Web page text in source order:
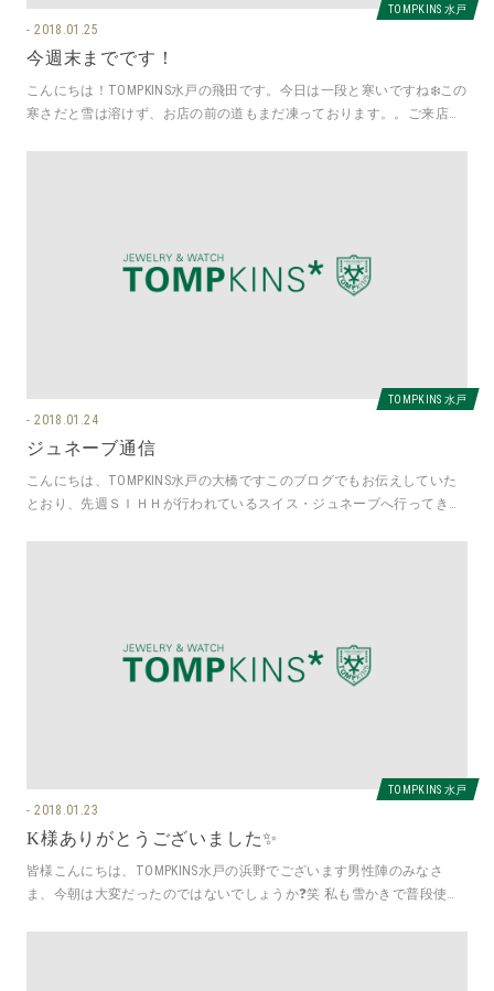
TOMPKINS 水戸
2018.01.25
今週末までです！
こんにちは！TOMPKINS水戸の飛田です。今日は一段と寒いですね❄️この
寒さだと雪は溶けず、お店の前の道もまだ凍っております。。ご来店の
TOMPKINS 水戸
2018.01.24
ジュネーブ通信
こんにちは、TOMPKINS水戸の大橋ですこのブログでもお伝えしていた
とおり、先週ＳＩＨＨが行われているスイス・ジュネーブへ行ってきま
TOMPKINS 水戸
2018.01.23
K様ありがとうございました✨
皆様こんにちは、TOMPKINS水戸の浜野でございます男性陣のみなさ
ま、今朝は大変だったのではないでしょうか❓笑 私も雪かきで普段使わ